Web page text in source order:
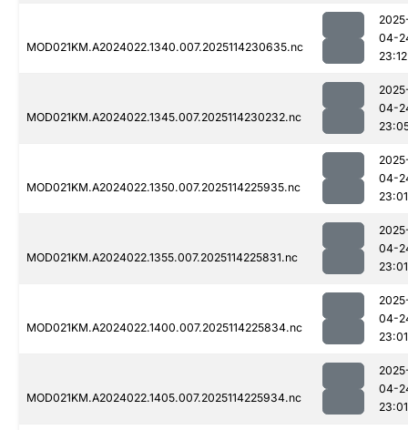
MOD021KM.A2024022.1340.007.2025114230635.nc
04-
23:12
MOD021KM.A2024022.1345.007.2025114230232.nc
04-
MOD021KM.A2024022.1350.007.2025114225935.nc
04-
23:01
MOD021KM.A2024022.1355.007.2025114225831.nc
04-
23:01
MOD021KM.A2024022.1400.007.2025114225834.nc
04-
23:01
MOD021KM.A2024022.1405.007.2025114225934.nc
04-
23:01